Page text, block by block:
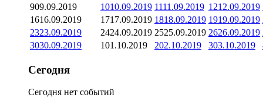
909.09.2019 1010.09.2019 1111.09.2019 1212.09.2019
1616.09.2019 1717.09.2019 1818.09.2019 1919.09.2019
2323.09.2019 2424.09.2019 2525.09.2019 2626.09.2019
3030.09.2019 101.10.2019 202.10.2019 303.10.2019
Сегодня
Сегодня нет событий